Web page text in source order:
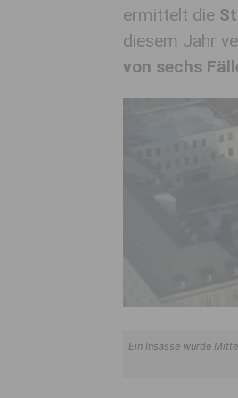
ermittelt die
diesem Jahr
von sechs
Ein Insasse wurde